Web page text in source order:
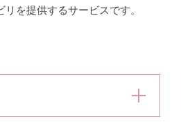
を提供するサービスです。